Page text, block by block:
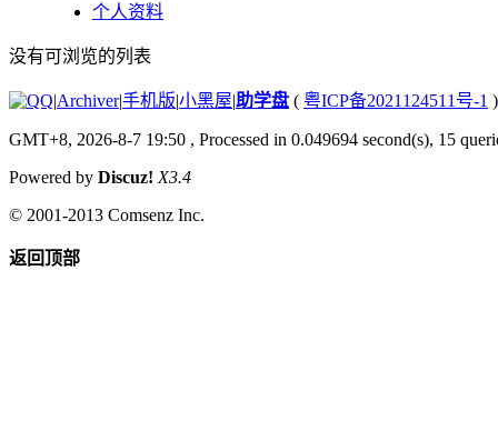
个人资料
没有可浏览的列表
|Archiver|手机版|小黑屋|助学盘 ( 粤ICP备2021124511号-1 )
GMT+8, 2026-8-7 19:50 , Processed in 0.049694 second(s), 15
Powered by Discuz! X3.4
© 2001-2013 Comsenz Inc.
返回顶部